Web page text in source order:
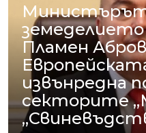
Пламен
извънредна
секторите